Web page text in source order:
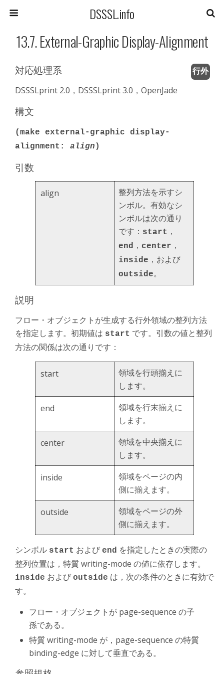
DSSSL.info
13.7. External-Graphic Display-Alignment
行外
対応処理系
DSSSLprint 2.0，DSSSLprint 3.0，OpenJade
構文
(make external-graphic display-
alignment: align )
引数
align
整列方法を示すシ
ンボル。有効なシ
ンボルは次の通り
です： start ，
end ， center ，
inside ，および
outside。
説明
フロー・オブジェクトが生成する行外領域の整列方法
を指定します。初期値は start です。引数の値と整列
方法の関係は次の通りです：
start
領域を行頭揃えに
します。
end
領域を行末揃えに
します。
center
領域を中央揃えに
します。
inside
領域をページの内
側に揃えます。
outside
領域をページの外
側に揃えます。
シンボル start および end を指定したときの実際の
整列位置は，特質 writing-mode の値に依存します。
inside および outside は，次の条件のときに有効で
す。
フロー・オブジェクトが page-sequence の子
孫である。
特質 writing-mode が，page-sequence の特質
binding-edge に対して垂直である。